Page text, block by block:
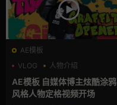
AE模板
VLOG
人物介绍
人物定格特写动画
AE模板 自媒体博主炫酷涂鸦
风格人物定格视频开场